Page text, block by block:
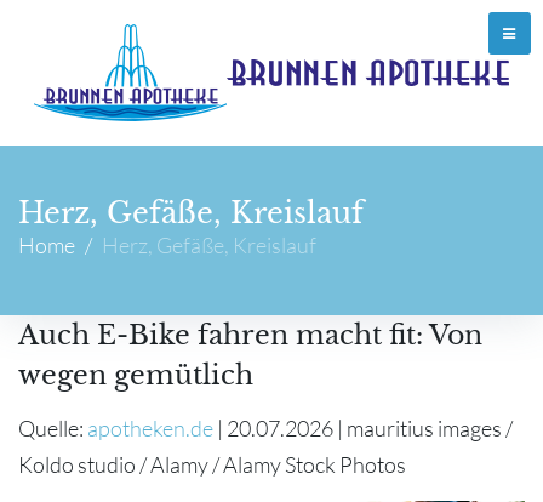
Herz, Gefäße, Kreislauf
Home / Herz, Gefäße, Kreislauf
Auch E-Bike fahren macht fit: Von
wegen gemütlich
Quelle: apotheken.de | 20.07.2026 | mauritius images /
Koldo studio / Alamy / Alamy Stock Photos